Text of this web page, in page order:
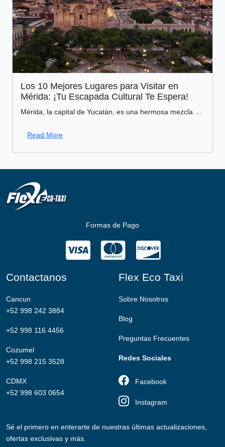
Los 10 Mejores Lugares para Visitar en
Mérida: ¡Tu Escapada Cultural Te Espera!
Read More
Formas de Pago
Contactanos
Cancun
+52 998 242 3884
+52 998 116 4456
Cozumel
+52 998 215 3528
CDMX
+52 998 603 0654
Flex Eco Taxi
Sobre Nosotros
Blog
Preguntas Frecuentes
Redes Sociales
Facebook
Instagram
Sé el primero en enterarte de nuestras últimas actualizaciones,
ofertas exclusivas y más.